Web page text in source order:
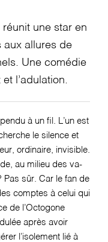
une star en
aux allures de
Une comédie
l’adulation.
à un fil. L’un est
le silence et
ordinaire, invisible.
au milieu des va-
Pas sûr. Car le fan de
comptes à celui qui
de l’Octogone
après avoir
l’isolement lié à